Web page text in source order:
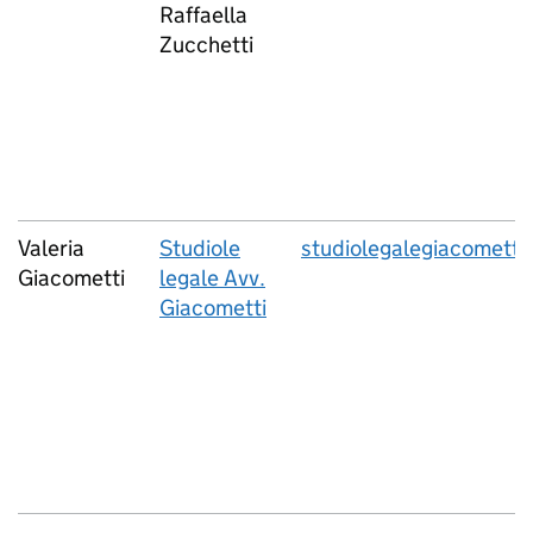
Raffaella
Zucchetti
Valeria
Giacometti
Studiole
legale Avv.
Giacometti